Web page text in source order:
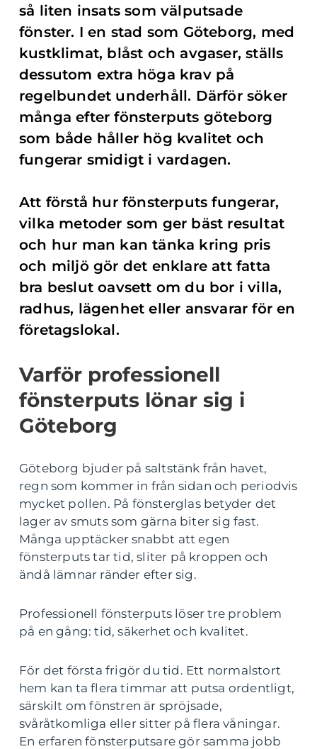
så liten insats som välputsade
fönster. I en stad som Göteborg, med
kustklimat, blåst och avgaser, ställs
dessutom extra höga krav på
regelbundet underhåll. Därför söker
många efter fönsterputs göteborg
som både håller hög kvalitet och
fungerar smidigt i vardagen.
Att förstå hur fönsterputs fungerar,
vilka metoder som ger bäst resultat
och hur man kan tänka kring pris
och miljö gör det enklare att fatta
bra beslut oavsett om du bor i villa,
radhus, lägenhet eller ansvarar för en
företagslokal.
Varför professionell
fönsterputs lönar sig i
Göteborg
Göteborg bjuder på saltstänk från havet,
regn som kommer in från sidan och periodvis
mycket pollen. På fönsterglas betyder det
lager av smuts som gärna biter sig fast.
Många upptäcker snabbt att egen
fönsterputs tar tid, sliter på kroppen och
ändå lämnar ränder efter sig.
Professionell fönsterputs löser tre problem
på en gång: tid, säkerhet och kvalitet.
För det första frigör du tid. Ett normalstort
hem kan ta flera timmar att putsa ordentligt,
särskilt om fönstren är spröjsade,
svåråtkomliga eller sitter på flera våningar.
En erfaren fönsterputsare gör samma jobb